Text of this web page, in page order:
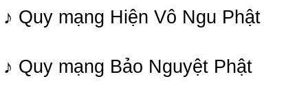
♪ Quy mạng Hiện Vô Ngu Phật
♪ Quy mạng Bảo Nguyệt Phật